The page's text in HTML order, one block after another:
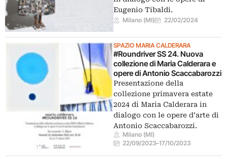
Eugenio Tibaldi.
Milano (MI) 22/02/2024
SPAZIO MARIA CALDERARA
#Roundriver SS 24. Nuova
collezione di Maria Calderara e
opere di Antonio Scaccabarozzi
Presentazione della
collezione primavera estate
2024 di Maria Calderara in
dialogo con le opere d’arte di
Antonio Scaccabarozzi.
Milano (MI)
22/09/2023–17/10/2023